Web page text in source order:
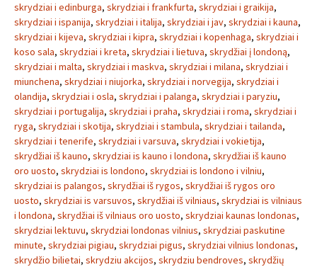
skrydziai i edinburga, skrydziai i frankfurta, skrydziai i graikija,
skrydziai i ispanija, skrydziai i italija, skrydziai i jav, skrydziai i kauna,
skrydziai i kijeva, skrydziai i kipra, skrydziai i kopenhaga, skrydziai i
koso sala, skrydziai i kreta, skrydziai i lietuva, skrydžiai į londoną,
skrydziai i malta, skrydziai i maskva, skrydziai i milana, skrydziai i
miunchena, skrydziai i niujorka, skrydziai i norvegija, skrydziai i
olandija, skrydziai i osla, skrydziai i palanga, skrydziai i paryziu,
skrydziai i portugalija, skrydziai i praha, skrydziai i roma, skrydziai i
ryga, skrydziai i skotija, skrydziai i stambula, skrydziai i tailanda,
skrydziai i tenerife, skrydziai i varsuva, skrydziai i vokietija,
skrydžiai iš kauno, skrydziai is kauno i londona, skrydžiai iš kauno
oro uosto, skrydziai is londono, skrydziai is londono i vilniu,
skrydziai is palangos, skrydžiai iš rygos, skrydžiai iš rygos oro
uosto, skrydziai is varsuvos, skrydžiai iš vilniaus, skrydziai is vilniaus
i londona, skrydžiai iš vilniaus oro uosto, skrydziai kaunas londonas,
skrydziai lektuvu, skrydziai londonas vilnius, skrydziai paskutine
minute, skrydziai pigiau, skrydziai pigus, skrydziai vilnius londonas,
skrydžio bilietai, skrydziu akcijos, skrydziu bendroves, skrydžių